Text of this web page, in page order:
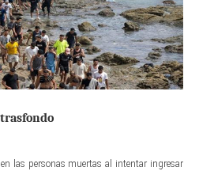
las personas muertas al intentar ingresar